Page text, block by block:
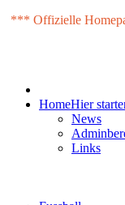
*** Offizielle
HomeHier
News
Links